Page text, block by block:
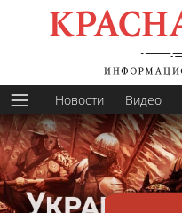
Новости Видео